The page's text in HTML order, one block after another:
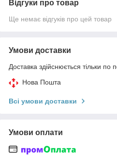
Відгуки про товар
Ще немає відгуків про цей товар
Умови доставки
Доставка здійснюється тільки по
Нова Пошта
Всі умови доставки
Умови оплати